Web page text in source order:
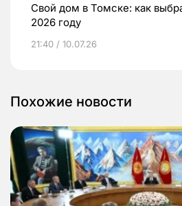
Свой дом в Томске: как
2026 году
21:40 / 10.07.26
Похожие новости